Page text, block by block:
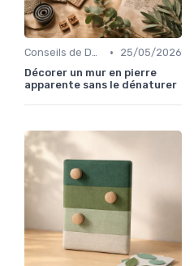
Conseils de Design d'Intérieur •
25/05/2026
Décorer un mur en pierre
apparente sans le dénaturer